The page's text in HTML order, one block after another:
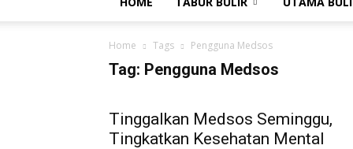
Home Tags Pengguna Medsos
Tag: Pengguna Medsos
Tinggalkan Medsos Seminggu,
Tingkatkan Kesehatan Mental